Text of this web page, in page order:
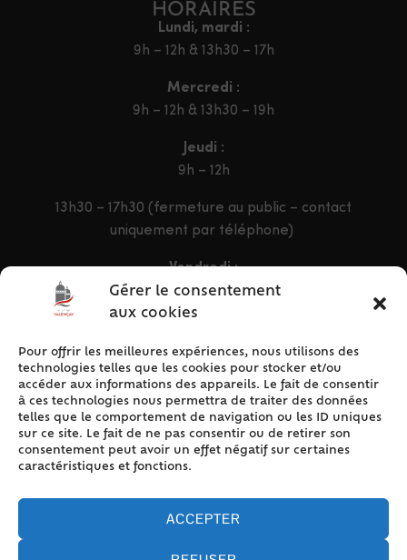
Gérer le consentement
aux cookies
Pour offrir les meilleures expériences, nous utilisons des
technologies telles que les cookies pour stocker et/ou
accéder aux informations des appareils. Le fait de consentir
à ces technologies nous permettra de traiter des données
telles que le comportement de navigation ou les ID uniques
sur ce site. Le fait de ne pas consentir ou de retirer son
consentement peut avoir un effet négatif sur certaines
caractéristiques et fonctions.
ACCEPTER
HORAIRES
Lundi, mardi :
9h – 12h & 13h30 – 17h
Mercredi :
9h – 12h & 13h30 – 19h
Jeudi :
9h – 12h
13h30 – 17h30 (fermeture au public – contact
uniquement par téléphone)
Vendredi :
9h – 12h & 13h30 – 16h30
ACCÈS RAPIDE
Accueil
Contact
Plan du site
Mentions légales
Politique de cookies (UE)